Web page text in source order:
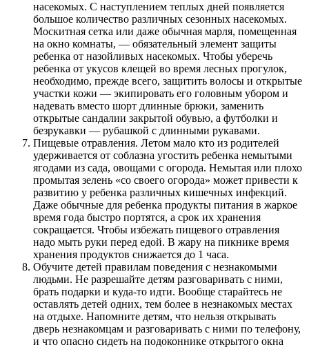
насекомых. С наступлением теплых дней появляется
большое количество различных сезонных насекомых.
Москитная сетка или даже обычная марля, помещенная
на окно комнаты, — обязательный элемент защиты
ребенка от назойливых насекомых. Чтобы уберечь
ребенка от укусов клещей во время лесных прогулок,
необходимо, прежде всего, защитить волосы и открытые
участки кожи — экипировать его головным убором и
надевать вместо шорт длинные брюки, заменить
открытые сандалии закрытой обувью, а футболки и
безрукавки — рубашкой с длинными рукавами.
Пищевые отравления. Летом мало кто из родителей
удерживается от соблазна угостить ребенка немытыми
ягодами из сада, овощами с огорода. Немытая или плохо
промытая зелень «со своего огорода» может привести к
развитию у ребенка различных кишечных инфекций.
Даже обычные для ребенка продукты питания в жаркое
время года быстро портятся, а срок их хранения
сокращается. Чтобы избежать пищевого отравления
надо мыть руки перед едой. В жару на пикнике время
хранения продуктов снижается до 1 часа.
Обучите детей правилам поведения с незнакомыми
людьми. Не разрешайте детям разговаривать с ними,
брать подарки и куда-то идти. Вообще старайтесь не
оставлять детей одних, тем более в незнакомых местах
на отдыхе. Напомните детям, что нельзя открывать
дверь незнакомцам и разговаривать с ними по телефону,
и что опасно сидеть на подоконнике открытого окна